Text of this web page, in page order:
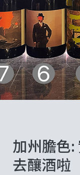
加州膽色:
去釀酒啦